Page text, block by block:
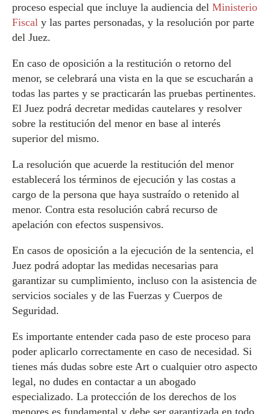
proceso especial que incluye la audiencia del Ministerio
Fiscal y las partes personadas, y la resolución por parte
del Juez.
En caso de oposición a la restitución o retorno del
menor, se celebrará una vista en la que se escucharán a
todas las partes y se practicarán las pruebas pertinentes.
El Juez podrá decretar medidas cautelares y resolver
sobre la restitución del menor en base al interés
superior del mismo.
La resolución que acuerde la restitución del menor
establecerá los términos de ejecución y las costas a
cargo de la persona que haya sustraído o retenido al
menor. Contra esta resolución cabrá recurso de
apelación con efectos suspensivos.
En casos de oposición a la ejecución de la sentencia, el
Juez podrá adoptar las medidas necesarias para
garantizar su cumplimiento, incluso con la asistencia de
servicios sociales y de las Fuerzas y Cuerpos de
Seguridad.
Es importante entender cada paso de este proceso para
poder aplicarlo correctamente en caso de necesidad. Si
tienes más dudas sobre este Art o cualquier otro aspecto
legal, no dudes en contactar a un abogado
especializado. La protección de los derechos de los
menores es fundamental y debe ser garantizada en todo